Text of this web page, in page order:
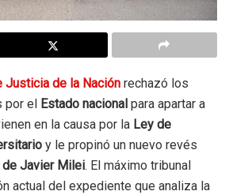
Justicia de la Nación rechazó los
el
Estado nacional para apartar a
en la causa por la Ley de
y le propinó un nuevo revés
Javier Milei. El máximo tribunal
actual del expediente que analiza la